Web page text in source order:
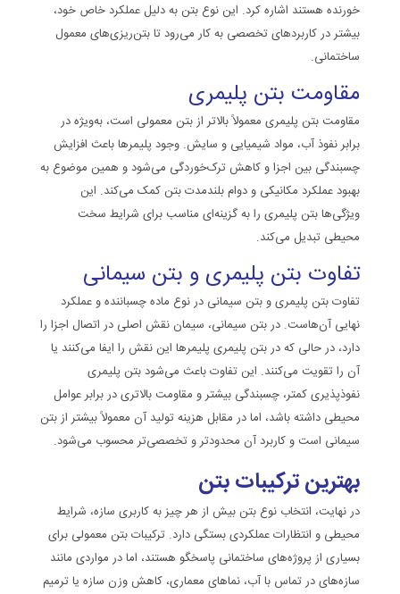
خورنده هستند اشاره کرد. این نوع بتن به دلیل عملکرد خاص خود،
بیشتر در کاربردهای تخصصی به کار می‌رود تا بتن‌ریزی‌های معمول
ساختمانی.
مقاومت بتن پلیمری
مقاومت بتن پلیمری معمولاً بالاتر از بتن معمولی است، به‌ویژه در
برابر نفوذ آب، مواد شیمیایی و سایش. وجود پلیمرها باعث افزایش
چسبندگی بین اجزا و کاهش ترک‌خوردگی می‌شود و همین موضوع به
بهبود عملکرد مکانیکی و دوام بلندمدت بتن کمک می‌کند. این
ویژگی‌ها بتن پلیمری را به گزینه‌ای مناسب برای شرایط سخت
محیطی تبدیل می‌کند.
تفاوت بتن پلیمری و بتن سیمانی
تفاوت بتن پلیمری و بتن سیمانی در نوع ماده چسباننده و عملکرد
نهایی آن‌هاست. در بتن سیمانی، سیمان نقش اصلی در اتصال اجزا را
دارد، در حالی که در بتن پلیمری پلیمرها این نقش را ایفا می‌کنند یا
آن را تقویت می‌کنند. این تفاوت باعث می‌شود بتن پلیمری
نفوذپذیری کمتر، چسبندگی بیشتر و مقاومت بالاتری در برابر عوامل
محیطی داشته باشد، اما در مقابل هزینه تولید آن معمولاً بیشتر از بتن
سیمانی است و کاربرد آن محدودتر و تخصصی‌تر محسوب می‌شود.
بهترین ترکیبات بتن
در نهایت، انتخاب نوع بتن بیش از هر چیز به کاربری سازه، شرایط
محیطی و انتظارات عملکردی بستگی دارد. ترکیبات بتن معمولی برای
بسیاری از پروژه‌های ساختمانی پاسخگو هستند، اما در مواردی مانند
سازه‌های در تماس با آب، نماهای معماری، کاهش وزن سازه یا ترمیم